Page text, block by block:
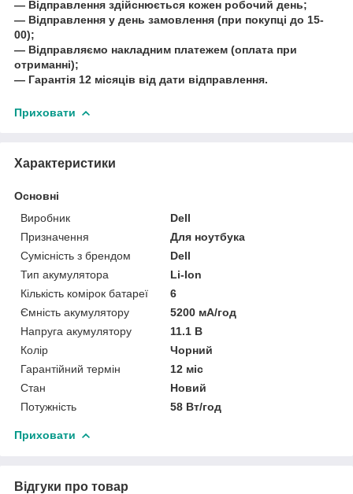
― Відправлення здійснюється кожен робочий день;
― Відправлення у день замовлення (при покупці до 15-
00);
― Відправляємо накладним платежем (оплата при
отриманні);
― Гарантія 12 місяців від дати відправлення.
Приховати
Характеристики
Основні
Виробник
Dell
Призначення
Для ноутбука
Сумісність з брендом
Dell
Тип акумулятора
Li-Ion
Кількість комірок батареї
6
Ємність акумулятору
5200 мА/год
Напруга акумулятору
11.1 В
Колір
Чорний
Гарантійний термін
12 міс
Стан
Новий
Потужність
58 Вт/год
Приховати
Відгуки про товар